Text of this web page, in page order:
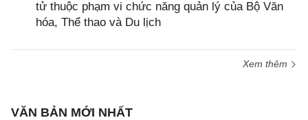
tử thuộc phạm vi chức năng quản lý của Bộ Văn
hóa, Thể thao và Du lịch
Xem thêm
VĂN BẢN MỚI NHẤT